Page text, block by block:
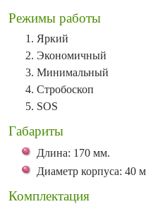
Режимы работы
Яркий
Экономичный
Минимальный
Стробоскоп
SOS
Габариты
Длина: 170 мм.
Диаметр корпуса: 40
Комплектация